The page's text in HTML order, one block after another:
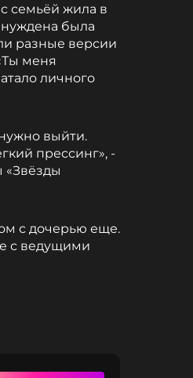
семьёй жила в
была
разные версии
меня
личного
выйти.
прессинг», -
«Звёзды
с дочерью еще.
с ведущими